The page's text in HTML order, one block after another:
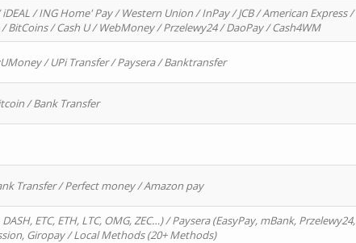
/ ING Home' Pay / Western Union / InPay / JCB / American Express /
BitCoins / Cash U / WebMoney / Przelewy24 / DaoPay / Cash4WM
/ UPi Transfer / Paysera / Banktransfer
/ Bank Transfer
Transfer / Perfect money / Amazon pay
ETC, ETH, LTC, OMG, ZEC…) / Paysera (EasyPay, mBank, Przelewy24,
Giropay / Local Methods (20+ Methods)